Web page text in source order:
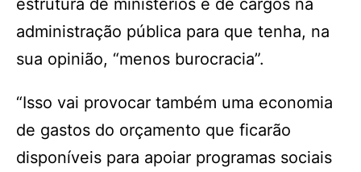
estrutura de ministérios e de cargos na
administração pública para que tenha, na
sua opinião, “menos burocracia”.
“Isso vai provocar também uma economia
de gastos do orçamento que ficarão
disponíveis para apoiar programas sociais